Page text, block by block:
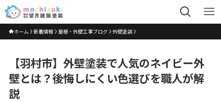
ホーム 新着情報 屋根・外壁工事ブログ 外壁塗装
【羽村市】外壁塗装で人気のネイビー外
壁とは？後悔しにくい色選びを職人が解
説